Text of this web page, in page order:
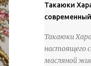
18 век.
против
см,
покрова
матовая.
метелевого и
Тем не
количество
Такаюки
Такаюки
настоящего
масляной